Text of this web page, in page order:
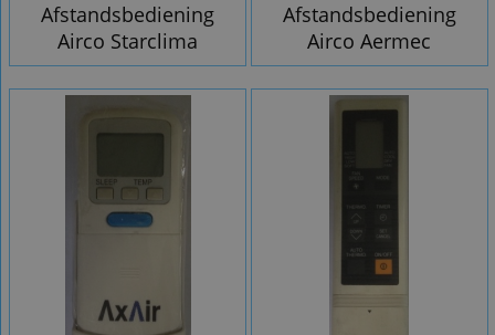
Afstandsbediening
Airco Starclima
Afstandsbediening
Airco Aermec